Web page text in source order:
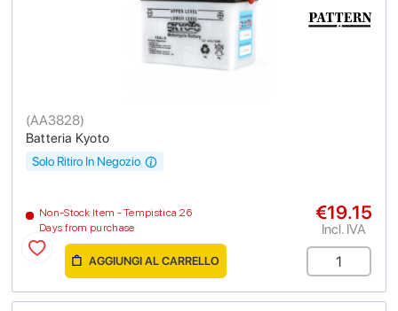
Batteria Kyoto
(AA3828)
Non-Stock Item - Tempistica 26
Days from purchase
Solo Ritiro In Negozio
€19.15
Incl. IVA
AGGIUNGI AL CARRELLO